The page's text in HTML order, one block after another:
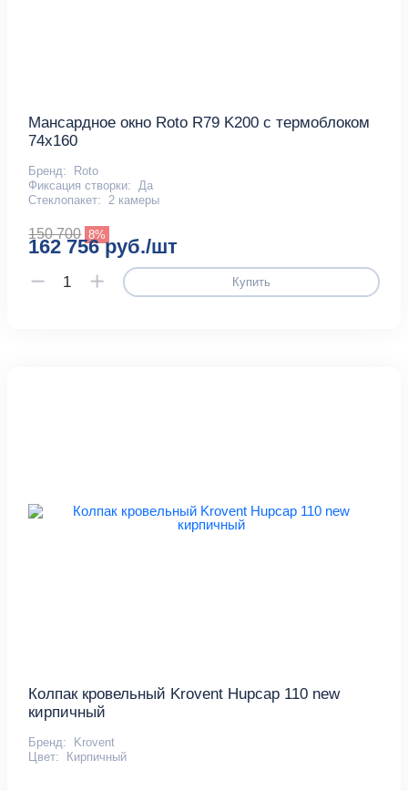
Мансардное окно Roto R79 K200 с термоблоком
74x160
Бренд:
Roto
Фиксация створки:
Да
Стеклопакет:
2 камеры
150 700 8%
162 756 руб./шт
Купить
Колпак кровельный Krovent Hupcap 110 new
кирпичный
Бренд:
Krovent
Цвет:
Кирпичный